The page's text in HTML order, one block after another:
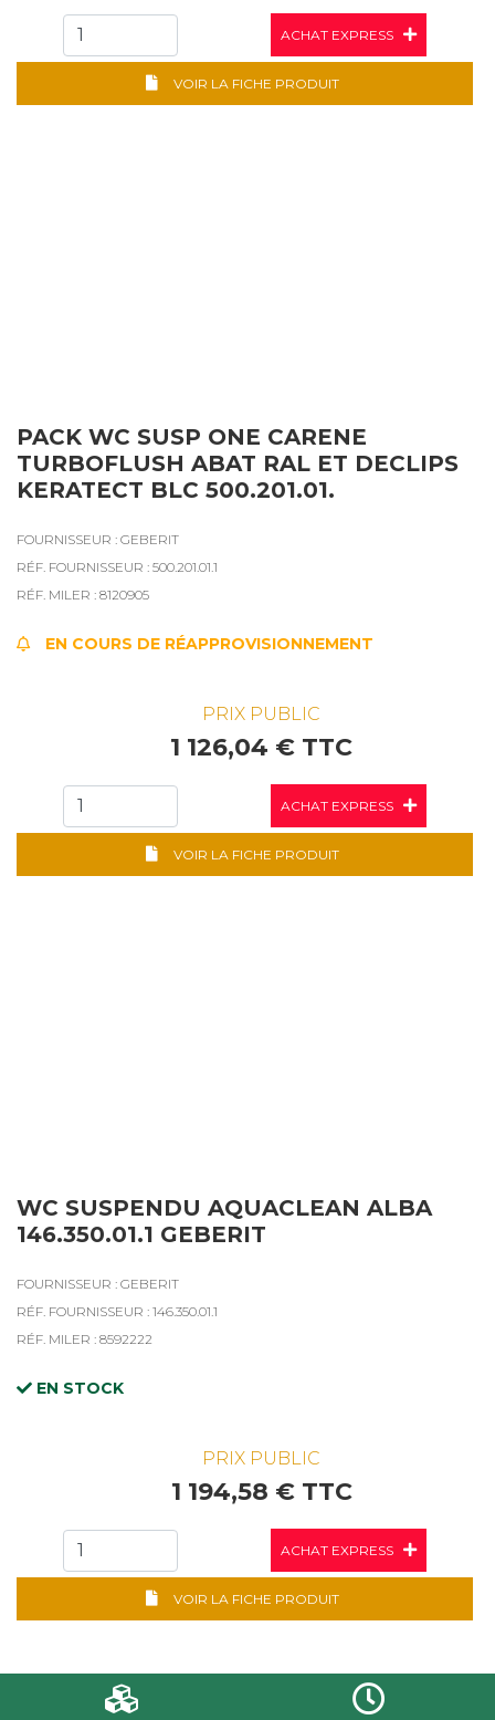
ACHAT EXPRESS
VOIR LA FICHE PRODUIT
PACK WC SUSP ONE CARENE
TURBOFLUSH ABAT RAL ET DECLIPS
KERATECT BLC 500.201.01.
FOURNISSEUR : GEBERIT
RÉF. FOURNISSEUR : 500.201.01.1
RÉF. MILER : 8120905
EN COURS DE RÉAPPROVISIONNEMENT
PRIX PUBLIC
1 126,04 € TTC
ACHAT EXPRESS
VOIR LA FICHE PRODUIT
WC SUSPENDU AQUACLEAN ALBA
146.350.01.1 GEBERIT
FOURNISSEUR : GEBERIT
RÉF. FOURNISSEUR : 146.350.01.1
RÉF. MILER : 8592222
EN STOCK
PRIX PUBLIC
1 194,58 € TTC
ACHAT EXPRESS
VOIR LA FICHE PRODUIT